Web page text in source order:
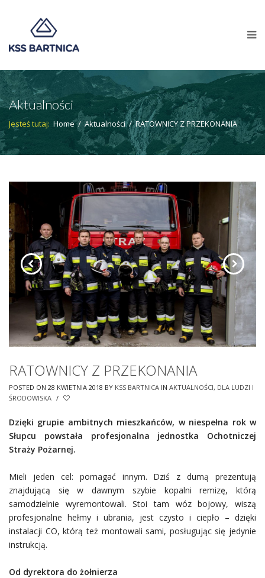
Aktualności
Jesteś tutaj: Home / Aktualności / RATOWNICY Z PRZEKONANIA
RATOWNICY Z PRZEKONANIA
POSTED ON 28 KWIETNIA 2018 BY KSS BARTNICA IN AKTUALNOŚCI, DLA LUDZI I
ŚRODOWISKA /
Dzięki grupie ambitnych mieszkańców, w niespełna rok w
Słupcu powstała profesjonalna jednostka Ochotniczej
Straży Pożarnej.
Mieli jeden cel: pomagać innym. Dziś z dumą prezentują
znajdującą się w dawnym szybie kopalni remizę, którą
samodzielnie wyremontowali. Stoi tam wóz bojowy, wiszą
profesjonalne hełmy i ubrania, jest czysto i ciepło – dzięki
instalacji CO, którą też montowali sami, posługując się jedynie
instrukcją.
Od dyrektora do żołnierza